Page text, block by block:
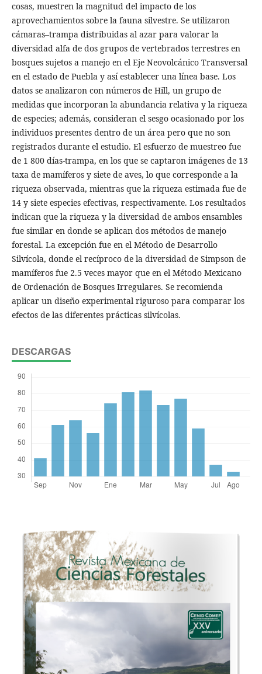
cosas, muestren la magnitud del impacto de los
aprovechamientos sobre la fauna silvestre. Se utilizaron
cámaras–trampa distribuidas al azar para valorar la
diversidad alfa de dos grupos de vertebrados terrestres en
bosques sujetos a manejo en el Eje Neovolcánico Transversal
en el estado de Puebla y así establecer una línea base. Los
datos se analizaron con números de Hill, un grupo de
medidas que incorporan la abundancia relativa y la riqueza
de especies; además, consideran el sesgo ocasionado por los
individuos presentes dentro de un área pero que no son
registrados durante el estudio. El esfuerzo de muestreo fue
de 1 800 días-trampa, en los que se captaron imágenes de 13
taxa de mamíferos y siete de aves, lo que corresponde a la
riqueza observada, mientras que la riqueza estimada fue de
14 y siete especies efectivas, respectivamente. Los resultados
indican que la riqueza y la diversidad de ambos ensambles
fue similar en donde se aplican dos métodos de manejo
forestal. La excepción fue en el Método de Desarrollo
Silvícola, donde el recíproco de la diversidad de Simpson de
mamíferos fue 2.5 veces mayor que en el Método Mexicano
de Ordenación de Bosques Irregulares. Se recomienda
aplicar un diseño experimental riguroso para comparar los
efectos de las diferentes prácticas silvícolas.
DESCARGAS